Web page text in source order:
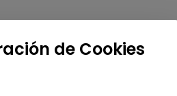
de Cookies